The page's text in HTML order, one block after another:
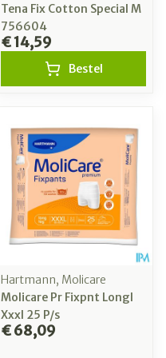
Tena Fix Cotton Special M
756604
€ 14,59
Bestel
Hartmann, Molicare
Molicare Pr Fixpnt Longl
Xxxl 25 P/s
€ 68,09